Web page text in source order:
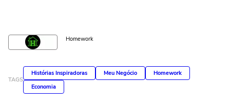
Homework
TAGS
Histórias Inspiradoras Meu Negócio
Homework
Economia